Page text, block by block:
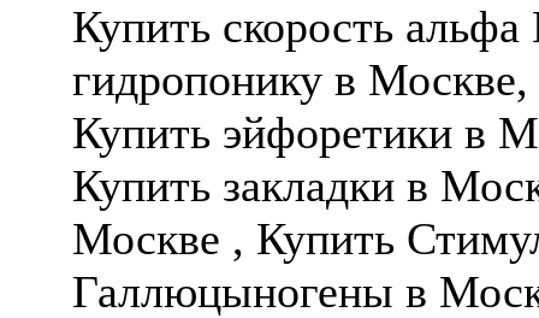
Купить скорость
гидропонику в
Купить эйфоретики в
Купить закладки в
Москве , Купить
Галлюцыногены в